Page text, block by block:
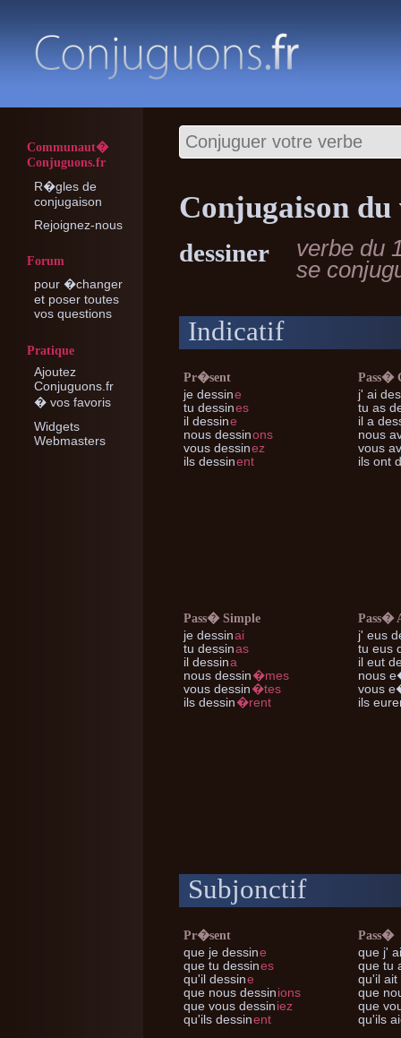
Communaut�
Conjuguons.fr
R�gles de
conjugaison
Rejoignez-nous
Forum
pour �changer
et poser toutes
vos questions
Pratique
Ajoutez
Conjuguons.fr
� vos favoris
Widgets
Webmasters
Conjugaison du
dessiner
verbe du
se
Indicatif
Pr�sent
je dessine
tu dessines
il dessine
nous dessinons
vous dessinez
ils dessinent
Pass�
j' ai
tu as
il a
nous
vous
ils ont
Pass� Simple
je dessinai
tu dessinas
il dessina
nous dessin�mes
vous dessin�tes
ils dessin�rent
Pass�
j' eus
tu eus
il eut
nous
vous
ils
Subjonctif
Pr�sent
que je dessine
que tu dessines
qu'il dessine
que nous dessinions
que vous dessiniez
qu'ils dessinent
Pass�
que j'
que tu
qu'il ait
que
que
qu'ils